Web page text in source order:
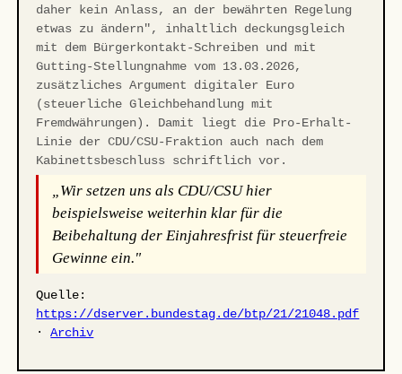
daher kein Anlass, an der bewährten Regelung
etwas zu ändern", inhaltlich deckungsgleich
mit dem Bürgerkontakt-Schreiben und mit
Gutting-Stellungnahme vom 13.03.2026,
zusätzliches Argument digitaler Euro
(steuerliche Gleichbehandlung mit
Fremdwährungen). Damit liegt die Pro-Erhalt-
Linie der CDU/CSU-Fraktion auch nach dem
Kabinettsbeschluss schriftlich vor.
„Wir setzen uns als CDU/CSU hier
beispielsweise weiterhin klar für die
Beibehaltung der Einjahresfrist für steuerfreie
Gewinne ein."
Quelle:
https://dserver.bundestag.de/btp/21/21048.pdf
·Archiv